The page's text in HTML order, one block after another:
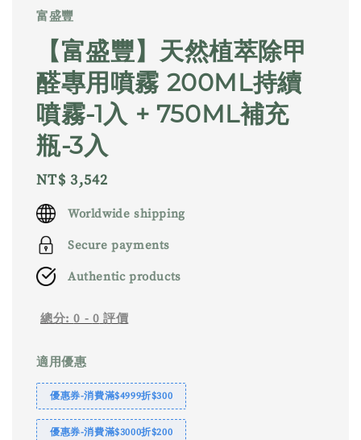
富盛豐
【富盛豐】天然植萃除甲
醛專用噴霧 200ML持續
噴霧-1入 + 750ML補充
瓶-3入
Regular
price
NT$ 3,542
Worldwide shipping
Secure payments
Authentic products
總分:0 - 0 評價
適用優惠
優惠券-消費滿$4999折$300
優惠券-消費滿$3000折$200